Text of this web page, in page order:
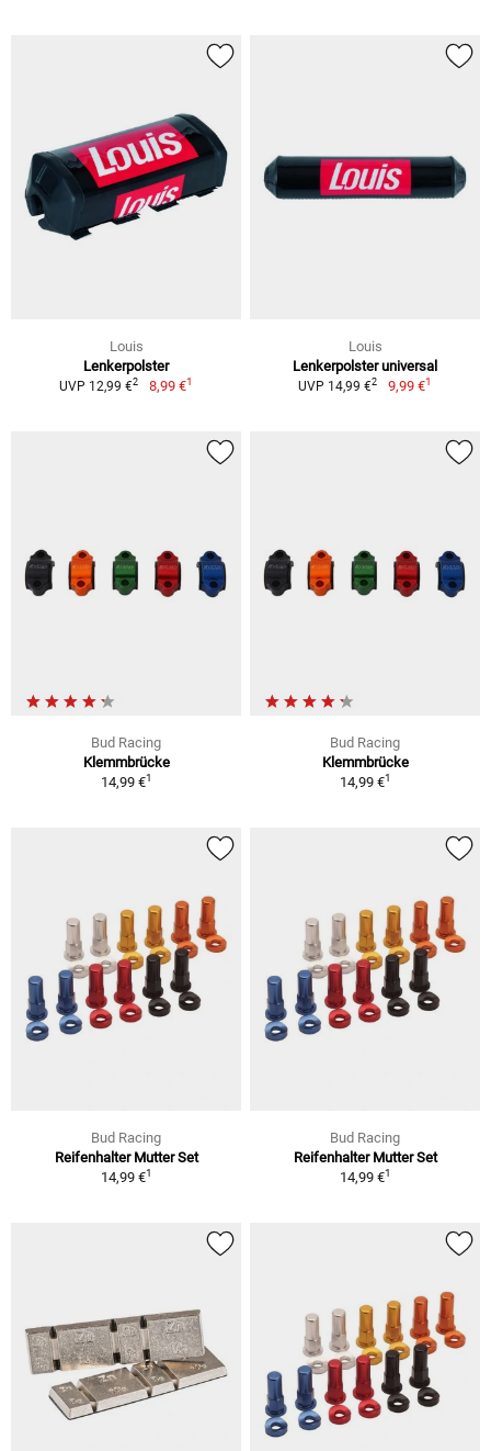
Louis
Lenkerpolster
UVP 12,99 €2 8,99 €1
Louis
Lenkerpolster universal
UVP 14,99 €2 9,99 €1
Bud Racing
Klemmbrücke
14,99 €1
Bud Racing
Klemmbrücke
14,99 €1
Bud Racing
Reifenhalter Mutter Set
14,99 €1
Bud Racing
Reifenhalter Mutter Set
14,99 €1